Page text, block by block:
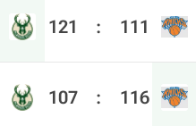
121 : 111
107 : 116